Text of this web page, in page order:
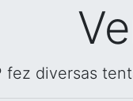
fez diversas